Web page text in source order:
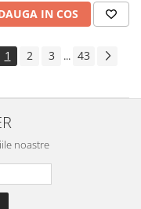
IN COS
1 2 3 ... 43
noastre